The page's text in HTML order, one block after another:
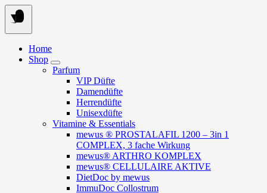
Springe
zum
Inhalt
Home
Shop
Parfum
VIP Düfte
Damendüfte
Herrendüfte
Unisexdüfte
Vitamine & Essentials
mewus ® PROSTALAFIL 1200 – 3in 1
COMPLEX, 3 fache Wirkung
mewus® ARTHRO KOMPLEX
mewus® CELLULAIRE AKTIVE
DietDoc by mewus
ImmuDoc Collostrum